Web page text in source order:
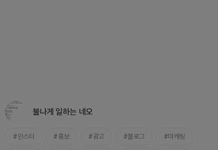
불나게 일하는 네오
인스타 홍보 광고 블로그 마케팅